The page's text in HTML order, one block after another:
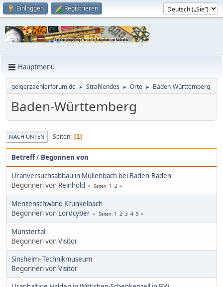
Einloggen Registrieren
Hauptmenü
geigerzaehlerforum.de ► Strahlendes ► Orte ► Baden-Württemberg
Baden-Württemberg
NACH UNTEN Seiten 1
Betreff/ Begonnen von
Uranversuchsabbau in Müllenbach bei Baden-Baden
Begonnen von Reinhold Seiten 1 2
Menzenschwand Krunkelbach
Begonnen von Lordcyber Seiten 1 2 3 4 5
Münstertal
Begonnen vonVisitor
Sinsheim- Technikmuseum
Begonnen vonVisitor